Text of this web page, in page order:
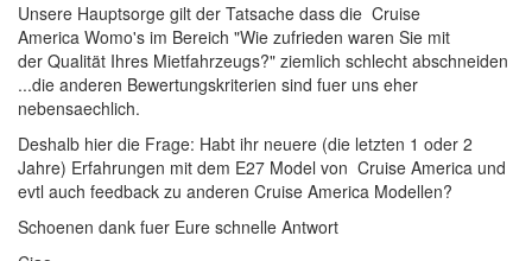
Unsere Hauptsorge gilt der Tatsache dass die Cruise
America Womo's im Bereich "Wie zufrieden waren Sie mit
der Qualität Ihres Mietfahrzeugs?" ziemlich schlecht abschneiden
...die anderen Bewertungskriterien sind fuer uns eher
nebensaechlich.
Deshalb hier die Frage: Habt ihr neuere (die letzten 1 oder 2
Jahre) Erfahrungen mit dem E27 Model von Cruise America und
evtl auch feedback zu anderen Cruise America Modellen?
Schoenen dank fuer Eure schnelle Antwort